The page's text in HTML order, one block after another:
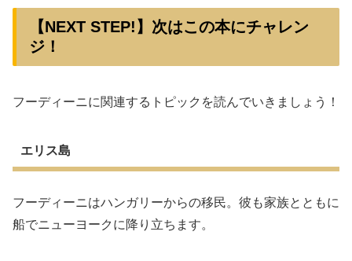
【NEXT STEP!】次はこの本にチャレン
ジ！
フーディーニに関連するトピックを読んでいきましょう！
エリス島
フーディーニはハンガリーからの移民。彼も家族とともに
船でニューヨークに降り立ちます。